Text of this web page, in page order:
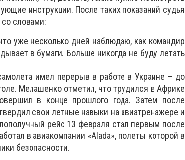
инструкции. После таких показаний судья
словами:
уже несколько дней наблюдаю, как командир
в бумаги. Больше никогда не буду летать
имел перерыв в работе в Украине – до
Мелашенко отметил, что трудился в Африке
в конце прошлого года. Затем после
свои летные навыки на авиатренажере и
рейс 13 февраля стал первым после
в авиакомпании «Alada», полеты которой в
безопасности.